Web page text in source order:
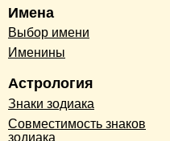
Имена
Выбор имени
Именины
Астрология
Знаки зодиака
Совместимость знаков
зодиака